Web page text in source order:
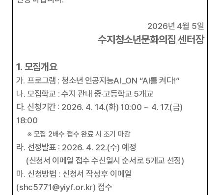
2026년 4월 5일
수지청소년문화의집 센터장
1. 모집개요
가. 프로그램 :청소년 인공지능AI_ON “AI를 켜다!”
나. 모집학교 :수지 관내 중·고등학교 5개교
다. 신청기간 : 2026. 4. 14.(화) 10:00 ~ 4. 17.(금)
18:00
※ 모집 2배수 접수 완료 시 조기 마감
라. 선정발표 : 2026. 4. 22.(수)예정
(신청서 이메일 접수 수신일시 순서로 5개교 선정)
마. 신청방법 : 신청서 작성후 이메일
(shc5771@yiyf.or.kr) 접수